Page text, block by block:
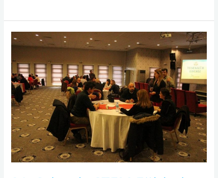
21.
Scientix
STEM
Eğitimi
Çalıştayı,
Aydın/Kuşadası